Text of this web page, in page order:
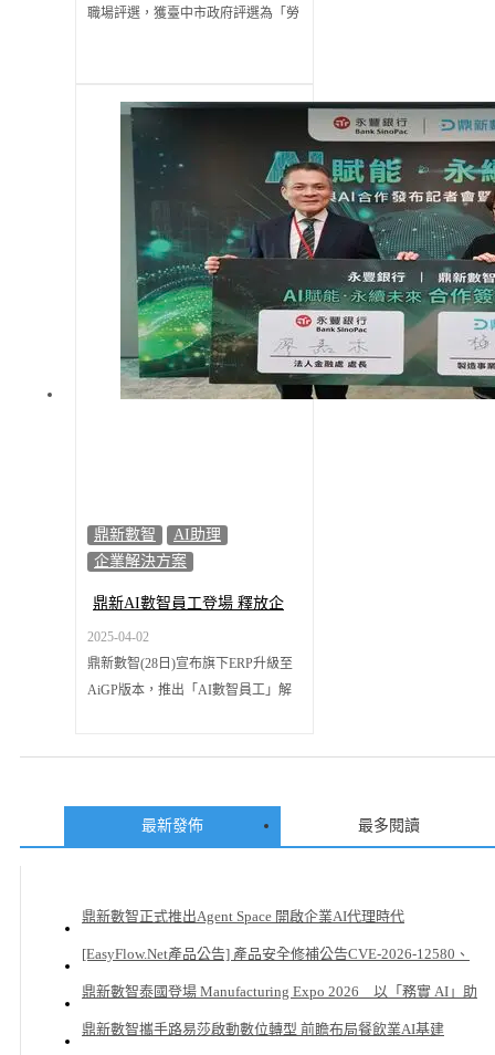
職場評選，獲臺中市政府評選為「勞
卓越成就。由勞工局長林淑媛親自頒
獎，鼎新數智人力資源中心副總經理
李玥潢代表授獎，強調鼎新始終以人
為本，持續提升員工福祉，打造更具
向心力及凝聚力的工作環境。
鼎新數智
AI助理
企業解決方案
鼎新AI數智員工登場 釋放企
業數據創新生產力
2025-04-02
鼎新數智(28日)宣布旗下ERP升級至
AiGP版本，推出「AI數智員工」解
協助企業活動數據補全，輔助決策；
永豐掌握企業碳排數據，加速評估企
鼎新數智製造事業群（台灣）副總裁
梅祥雲表示：「鼎新致力於以數智驅
動賦能企業永續發展，聚焦『員工減
三大核心目標，透過AI數智員工，將
最新發佈 最多閱讀
鼎新數智正式推出Agent Space 開啟企業AI代理時代
[EasyFlow.Net產品公告] 產品安全修補公告CVE-2026-12580、
CVE-2026-12581 _0622
鼎新數智泰國登場 Manufacturing Expo 2026 以「務實 AI」助
台商南向贏在數智治理起點
鼎新數智攜手路易莎啟動數位轉型 前瞻布局餐飲業AI基建